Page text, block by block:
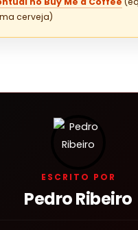
cerveja)
ESCRITO POR
Pedro Ribeiro